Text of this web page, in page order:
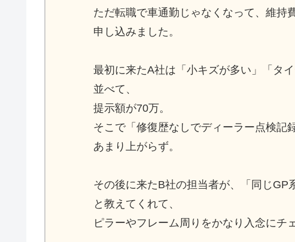
ただ転職で車通勤じゃなくなって、維持
申し込みました。
最初に来たA社は「小キズが多い」「タ
並べて、
提示額が70万。
そこで「修復歴なしでディーラー点検記
あまり上がらず。
その後に来たB社の担当者が、「同じGP
と教えてくれて、
ピラーやフレーム周りをかなり入念にチ